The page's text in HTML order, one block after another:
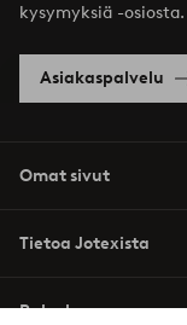
kysymyksiä -
Asiakaspalvelu
Omat sivut
Tietoa Jotexista
Palvelumme